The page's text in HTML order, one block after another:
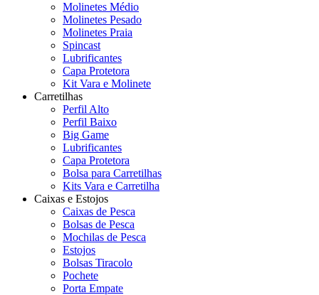
Molinetes Médio
Molinetes Pesado
Molinetes Praia
Spincast
Lubrificantes
Capa Protetora
Kit Vara e Molinete
Carretilhas
Perfil Alto
Perfil Baixo
Big Game
Lubrificantes
Capa Protetora
Bolsa para Carretilhas
Kits Vara e Carretilha
Caixas e Estojos
Caixas de Pesca
Bolsas de Pesca
Mochilas de Pesca
Estojos
Bolsas Tiracolo
Pochete
Porta Empate